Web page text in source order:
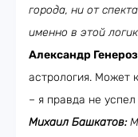
города, ни от
именно в этой
Александр
астрология. Может
– я правда не
Михаил Башкатов: